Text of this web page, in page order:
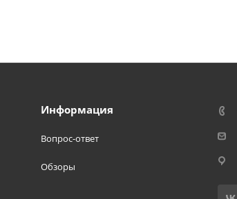
Информация
Вопрос-ответ
Обзоры